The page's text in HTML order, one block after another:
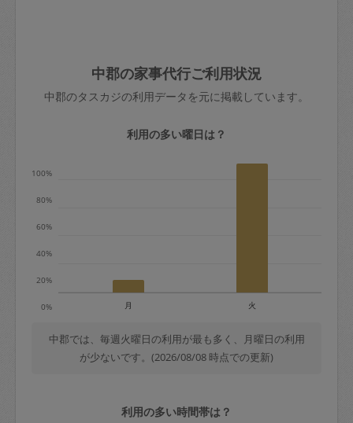
依頼者不在による当日キャンセル＝依頼
金額の100%＋交通費全額
※例：依頼日時／土曜日午前9時開始の場
＋交通費全額
依頼者不在による当日キャンセル＝依頼
金額の100%＋交通費全額
定期契約をキャンセルする場合、毎週定
きた場合は損害保険の対象外となるので
ご注意ください。
玉、など
あわせてこちらも参照ください： 初めて
はありますか？
中郡の家事代行ご利用状況
中郡のタスカジの利用データを元に掲載しています。
利用の多い曜日は？
0%
20%
40%
60%
80%
100%
月 火
中郡では、毎週火曜日の利用が最も多く、月曜日の利用
が少ないです。(2026/08/08 時点での更新)
利用の多い時間帯は？